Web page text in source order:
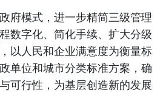
府模式，进一步精简三级管理
数字化、简化手续、扩大分级
以人民和企业满意度为衡量标
单位和城市分类标准方案，确
可行性，为基层创造新的发展